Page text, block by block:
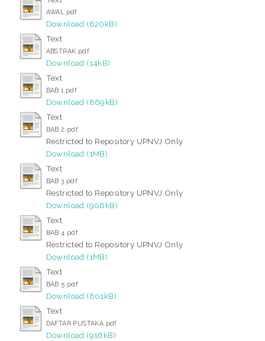
AWAL.pdf
Download (620kB)
Text
ABSTRAK.pdf
Download (14kB)
Text
BAB 1.pdf
Download (869kB)
Text
BAB 2.pdf
Restricted to Repository UPNVJ Only
Download (1MB)
Text
BAB 3.pdf
Restricted to Repository UPNVJ Only
Download (906kB)
Text
BAB 4.pdf
Restricted to Repository UPNVJ Only
Download (1MB)
Text
BAB 5.pdf
Download (801kB)
Text
DAFTAR PUSTAKA.pdf
Download (916kB)